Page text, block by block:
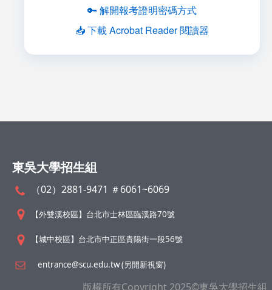
🔑 解開報考證明密碼方式
📥 下載 Acrobat Reader 閱讀器
東吳大學招生組
（02）2881-9471 ＃6061~6069
【外雙溪校區】台北市士林區臨溪路70號
【城中校區】台北市中正區貴陽街一段56號
entrance@scu.edu.tw (另開新視窗)
版權所有Copyright 2025©東吳大學招生組